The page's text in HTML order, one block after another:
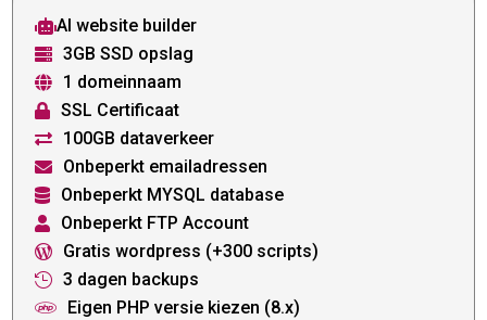
AI website builder
 3GB SSD opslag
 1 domeinnaam
 SSL Certificaat
 100GB dataverkeer
 Onbeperkt emailadressen
 Onbeperkt MYSQL database
 Onbeperkt FTP Account
 Gratis wordpress (+300 scripts)
 3 dagen backups
 Eigen PHP versie kiezen (8.x)